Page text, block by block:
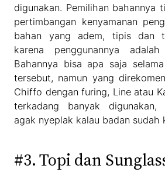
digunakan. Pemilihan bahannya
pertimbangan kenyamanan
bahan yang adem, tipis dan
karena penggunannya
Bahannya bisa apa saja
tersebut, namun yang
Chiffo dengan furing, Line atau
terkadang banyak digunakan,
agak nyeplak kalau badan sudah
#3. Topi dan